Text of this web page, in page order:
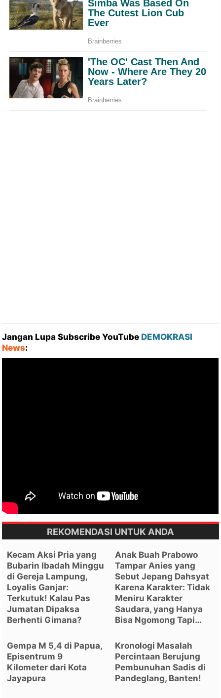
Jangan Lupa Subscribe YouTube DEMOKRASI
News:
REKOMENDASI UNTUK ANDA
Kecam Aksi Pria yang
Bubarin Ibadah Minggu
di Gereja Lampung,
Loyalis Ganjar:
Terkutuk! Kalau Pas
Jumatan Dipaksa
Berhenti Gimana?
Anak Buah Prabowo
Tampar Anies yang
Sebut Jepang Dahsyat
Karena Karakter: Tidak
Meniru Karakter
Saudara, yang Hanya
Bisa Ngomong Tapi…
Gempa M 5,4 di Papua,
Episentrum 9
Kilometer dari Kota
Jayapura
Kronologi Masalah
Percintaan Berujung
Pembunuhan Sadis di
Pandeglang, Banten!